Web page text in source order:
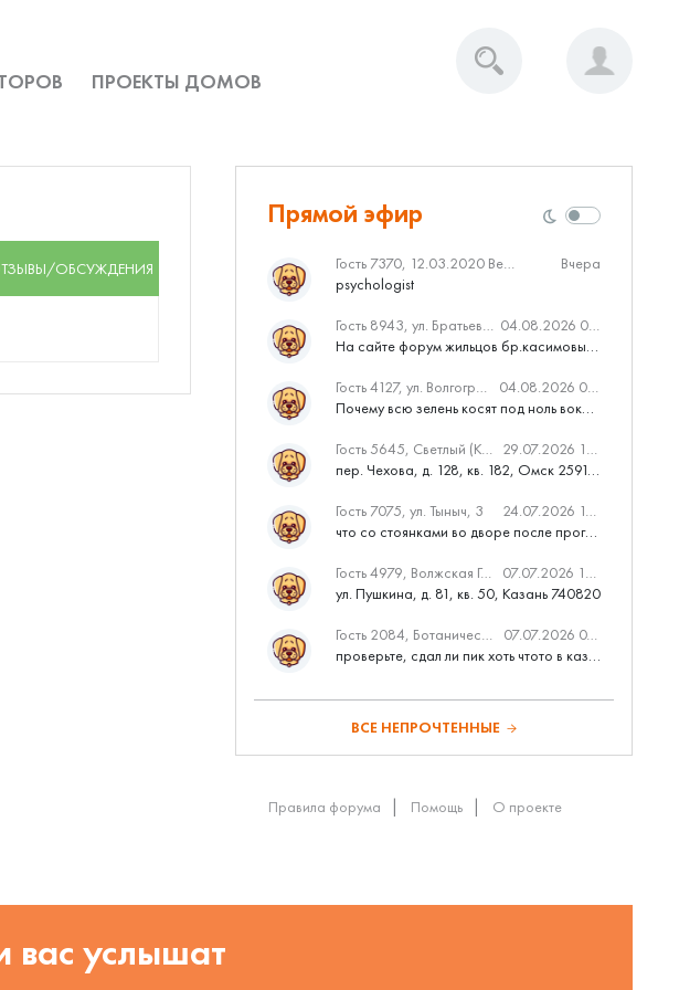
ПРОЕКТЫ ДОМОВ
ОБСУЖДЕНИЯ
Прямой эфир
Гость 7370, 12.03.2020 Вебинар от Нмаркет.ПРО: «Актуальное об ипотеке: что нужно знать»
Вчера
psychologist
Гость 8943, ул. Братьев Касимовых, 62 04.08.2026 08:34
На сайте форум жильцов бр.касимовых 62у дома растут красивые...
Гость 4127, ул. Волгоградская, 41 04.08.2026 04:46
Почему всю зелень косят под ноль вокруг дома,в полисадниках....
Гость 5645, Светлый (Куюки) 29.07.2026 10:31
пер. Чехова, д. 128, кв. 182, Омск 259145
Гость 7075, ул. Тыныч, 3 24.07.2026 14:01
что со стоянками во дворе после программы наш двор
Гость 4979, Волжская Гавань
07.07.2026 10:53
ул. Пушкина, д. 81, кв. 50, Казань 740820
Гость 2084, Ботаническая 3 (ПИК, бизнес-класс) 07.07.2026 07:28
проверьте, сдал ли пик хоть чтото в казани вовремя?
ВСЕ НЕПРОЧТЕННЫЕ
Правила форума Помощь О проекте
вас услышат